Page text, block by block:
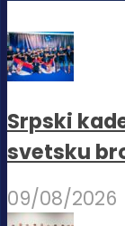
Srpski
svetsku
09/08/2026